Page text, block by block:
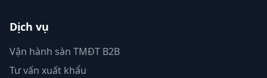
Dịch vụ
Vận hành sàn TMĐT B2B
Tư vấn xuất khẩu